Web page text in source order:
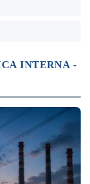
INTERNA -